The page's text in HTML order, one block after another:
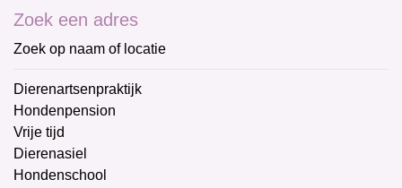
Zoek een adres
Zoek op naam of locatie
Dierenartsenpraktijk
Hondenpension
Vrije tijd
Dierenasiel
Hondenschool